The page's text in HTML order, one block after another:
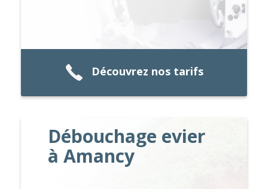
Découvrez nos tarifs
Débouchage evier
à Amancy